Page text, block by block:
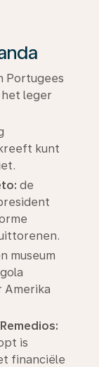
Portugees
leger
kunt
de
museum
Amerika
is
financiële